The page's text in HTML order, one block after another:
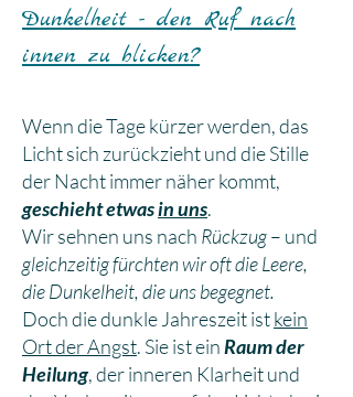
Dunkelheit - den Ruf nach
innen zu blicken?
Wenn die Tage kürzer werden, das
Licht sich zurückzieht und die Stille
der Nacht immer näher kommt,
geschieht etwasin uns.
Wir sehnen uns nach Rückzug– und
gleichzeitig fürchten wir oft die Leere,
die Dunkelheit, die uns begegnet.
Doch die dunkle Jahreszeit istkein
Ort der Angst. Sie ist einRaum der
Heilung, der inneren Klarheit und